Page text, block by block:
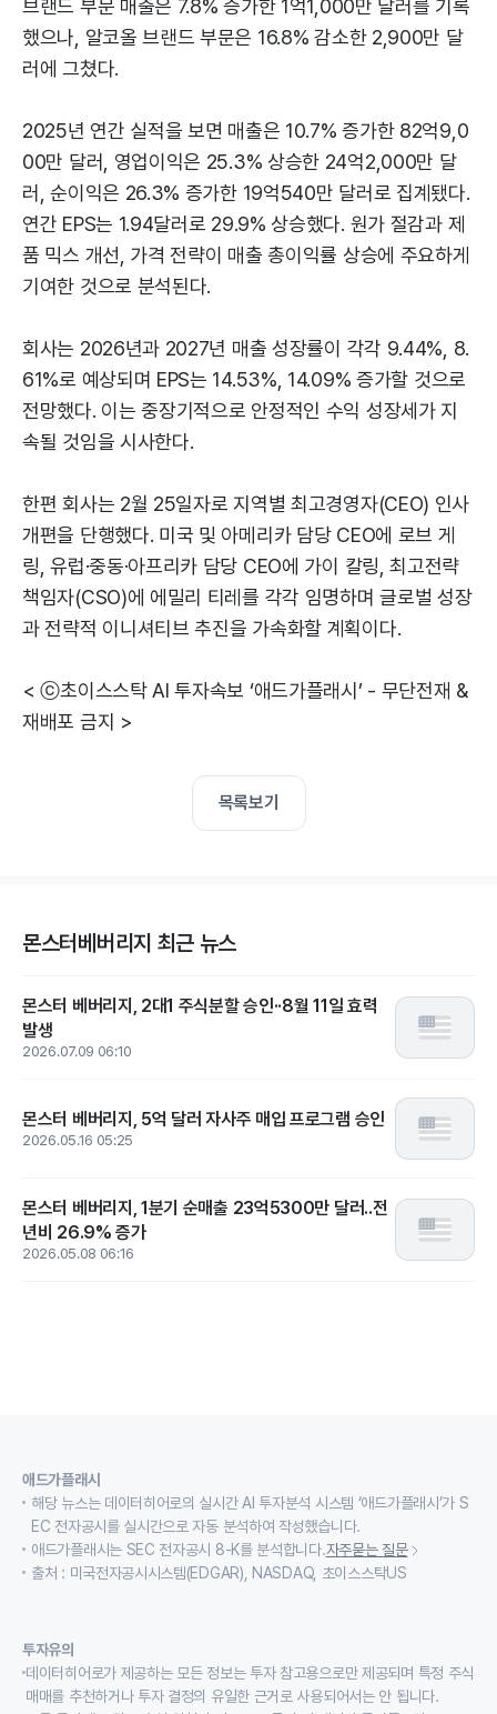
브랜드 부문 매출은 7.8% 증가한 1억1,000만 달러를 기록
했으나, 알코올 브랜드 부문은 16.8% 감소한 2,900만 달
러에 그쳤다.
2025년 연간 실적을 보면 매출은 10.7% 증가한 82억9,0
00만 달러, 영업이익은 25.3% 상승한 24억2,000만 달
러, 순이익은 26.3% 증가한 19억540만 달러로 집계됐다.
연간 EPS는 1.94달러로 29.9% 상승했다. 원가 절감과 제
품 믹스 개선, 가격 전략이 매출 총이익률 상승에 주요하게
기여한 것으로 분석된다.
회사는 2026년과 2027년 매출 성장률이 각각 9.44%, 8.
61%로 예상되며 EPS는 14.53%, 14.09% 증가할 것으로
전망했다. 이는 중장기적으로 안정적인 수익 성장세가 지
속될 것임을 시사한다.
한편 회사는 2월 25일자로 지역별 최고경영자(CEO) 인사
개편을 단행했다. 미국 및 아메리카 담당 CEO에 로브 게
링, 유럽·중동·아프리카 담당 CEO에 가이 칼링, 최고전략
책임자(CSO)에 에밀리 티레를 각각 임명하며 글로벌 성장
과 전략적 이니셔티브 추진을 가속화할 계획이다.
< ⓒ초이스스탁 AI 투자속보 ‘애드가플래시’ - 무단전재 &
재배포 금지 >
목록보기
몬스터베버리지 최근 뉴스
몬스터 베버리지, 2대1 주식분할 승인··8월 11일 효력
발생
2026.07.09 06:10
몬스터 베버리지, 5억 달러 자사주 매입 프로그램 승인
2026.05.16 05:25
몬스터 베버리지, 1분기 순매출 23억5300만 달러..전
년비 26.9% 증가
2026.05.08 06:16
애드가플래시
해당 뉴스는 데이터히어로의 실시간 AI 투자분석 시스템 ‘애드가플래시’가 S
EC 전자공시를 실시간으로 자동 분석하여 작성했습니다.
애드가플래시는 SEC 전자공시 8-K를 분석합니다.자주묻는 질문
출처 : 미국전자공시시스템(EDGAR), NASDAQ, 초이스스탁US
투자유의
데이터히어로가 제공하는 모든 정보는 투자 참고용으로만 제공되며 특정 주식
매매를 추천하거나 투자 결정의 유일한 근거로 사용되어서는 안 됩니다.